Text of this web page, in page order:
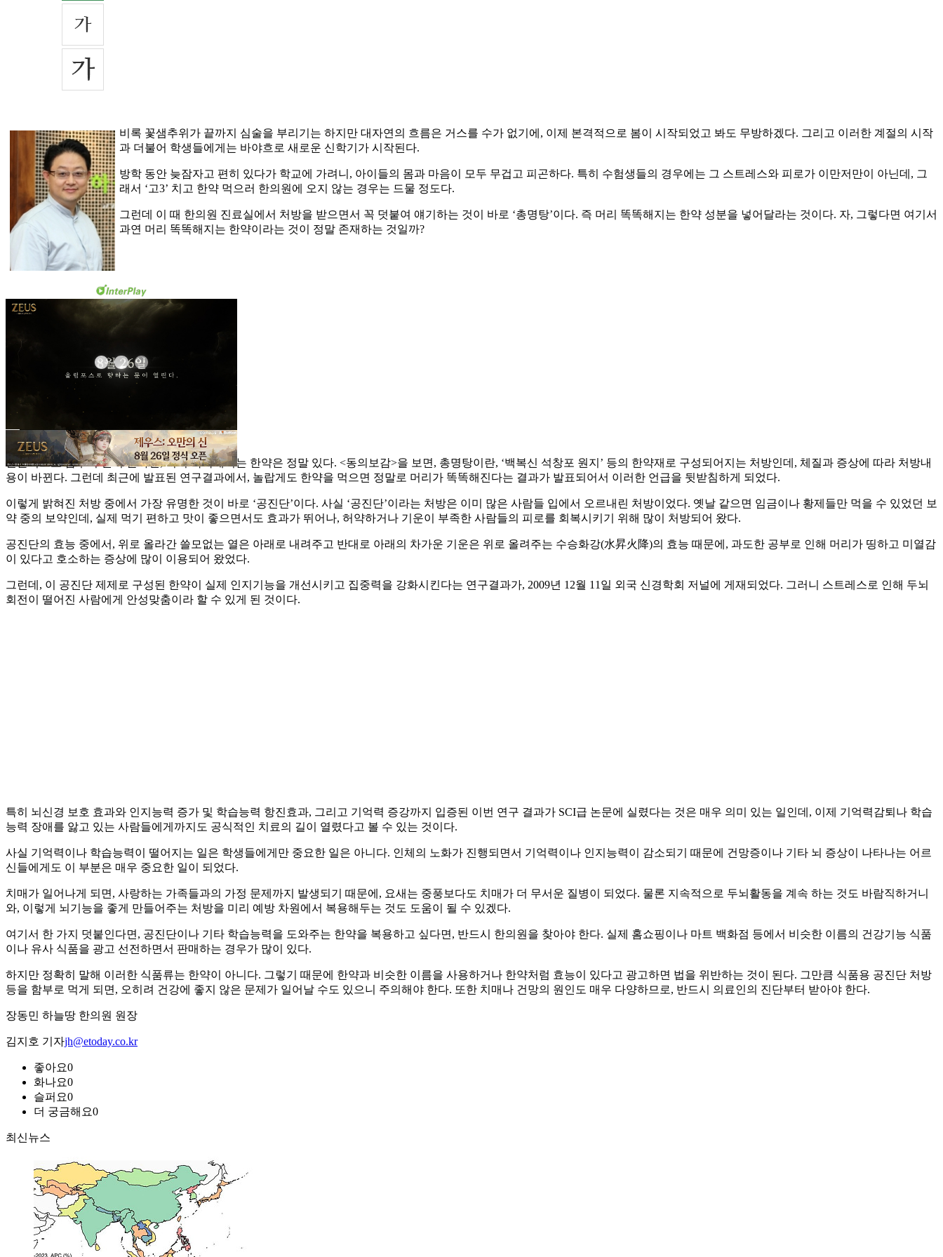
비록 꽃샘추위가 끝까지 심술을 부리기는 하지만 대자연의 흐름은 거스를 수가 없기에, 이제 본격적으로 봄이 시작되었고 봐도 무방하겠다. 그리고 이러한 계절의 시작
과 더불어 학생들에게는 바야흐로 새로운 신학기가 시작된다.
방학 동안 늦잠자고 편히 있다가 학교에 가려니, 아이들의 몸과 마음이 모두 무겁고 피곤하다. 특히 수험생들의 경우에는 그 스트레스와 피로가 이만저만이 아닌데, 그
래서 ‘고3’ 치고 한약 먹으러 한의원에 오지 않는 경우는 드물 정도다.
그런데 이 때 한의원 진료실에서 처방을 받으면서 꼭 덧붙여 얘기하는 것이 바로 ‘총명탕’이다. 즉 머리 똑똑해지는 한약 성분을 넣어달라는 것이다. 자, 그렇다면 여기서
과연 머리 똑똑해지는 한약이라는 것이 정말 존재하는 것일까?
결론적으로 답부터 먼저 말하면, 머리 똑똑해지는 한약은 정말 있다. <동의보감>을 보면, 총명탕이란, ‘백복신 석창포 원지’ 등의 한약재로 구성되어지는 처방인데, 체질과 증상에 따라 처방내
용이 바뀐다. 그런데 최근에 발표된 연구결과에서, 놀랍게도 한약을 먹으면 정말로 머리가 똑똑해진다는 결과가 발표되어서 이러한 언급을 뒷받침하게 되었다.
이렇게 밝혀진 처방 중에서 가장 유명한 것이 바로 ‘공진단’이다. 사실 ‘공진단’이라는 처방은 이미 많은 사람들 입에서 오르내린 처방이었다. 옛날 같으면 임금이나 황제들만 먹을 수 있었던 보
약 중의 보약인데, 실제 먹기 편하고 맛이 좋으면서도 효과가 뛰어나, 허약하거나 기운이 부족한 사람들의 피로를 회복시키기 위해 많이 처방되어 왔다.
공진단의 효능 중에서, 위로 올라간 쓸모없는 열은 아래로 내려주고 반대로 아래의 차가운 기운은 위로 올려주는 수승화강(水昇火降)의 효능 때문에, 과도한 공부로 인해 머리가 띵하고 미열감
이 있다고 호소하는 증상에 많이 이용되어 왔었다.
그런데, 이 공진단 제제로 구성된 한약이 실제 인지기능을 개선시키고 집중력을 강화시킨다는 연구결과가, 2009년 12월 11일 외국 신경학회 저널에 게재되었다. 그러니 스트레스로 인해 두뇌
회전이 떨어진 사람에게 안성맞춤이라 할 수 있게 된 것이다.
특히 뇌신경 보호 효과와 인지능력 증가 및 학습능력 항진효과, 그리고 기억력 증강까지 입증된 이번 연구 결과가 SCI급 논문에 실렸다는 것은 매우 의미 있는 일인데, 이제 기억력감퇴나 학습
능력 장애를 앓고 있는 사람들에게까지도 공식적인 치료의 길이 열렸다고 볼 수 있는 것이다.
사실 기억력이나 학습능력이 떨어지는 일은 학생들에게만 중요한 일은 아니다. 인체의 노화가 진행되면서 기억력이나 인지능력이 감소되기 때문에 건망증이나 기타 뇌 증상이 나타나는 어르
신들에게도 이 부분은 매우 중요한 일이 되었다.
치매가 일어나게 되면, 사랑하는 가족들과의 가정 문제까지 발생되기 때문에, 요새는 중풍보다도 치매가 더 무서운 질병이 되었다. 물론 지속적으로 두뇌활동을 계속 하는 것도 바람직하거니
와, 이렇게 뇌기능을 좋게 만들어주는 처방을 미리 예방 차원에서 복용해두는 것도 도움이 될 수 있겠다.
여기서 한 가지 덧붙인다면, 공진단이나 기타 학습능력을 도와주는 한약을 복용하고 싶다면, 반드시 한의원을 찾아야 한다. 실제 홈쇼핑이나 마트 백화점 등에서 비슷한 이름의 건강기능 식품
이나 유사 식품을 광고 선전하면서 판매하는 경우가 많이 있다.
하지만 정확히 말해 이러한 식품류는 한약이 아니다. 그렇기 때문에 한약과 비슷한 이름을 사용하거나 한약처럼 효능이 있다고 광고하면 법을 위반하는 것이 된다. 그만큼 식품용 공진단 처방
등을 함부로 먹게 되면, 오히려 건강에 좋지 않은 문제가 일어날 수도 있으니 주의해야 한다. 또한 치매나 건망의 원인도 매우 다양하므로, 반드시 의료인의 진단부터 받아야 한다.
장동민 하늘땅 한의원 원장
김지호 기자jh@etoday.co.kr
좋아요0
화나요0
슬퍼요0
더 궁금해요0
최신뉴스